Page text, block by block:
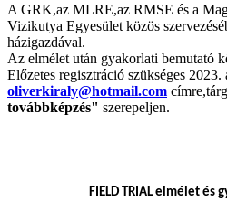
A GRK,az MLRE,az RMSE és a
Vizikutya Egyesület közös
házigazdával.
Az elmélet után gyakorlati bemutató
Előzetes regisztráció szükséges 2023.
oliverkiraly@hotmail.com
továbbképzés" szerepeljen.
FIELD TRIAL elmélet és